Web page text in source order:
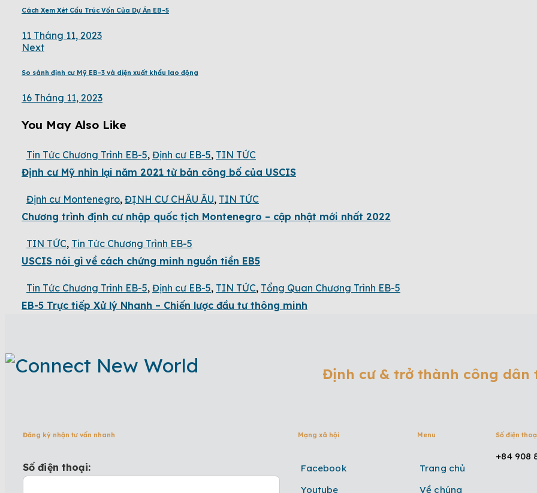
Cách Xem Xét Cấu Trúc Vốn Của Dự Án EB-5
11 Tháng 11, 2023
Next
So sánh định cư Mỹ EB-3 và diện xuất khẩu lao động
16 Tháng 11, 2023
You May Also Like
Tin Tức Chương Trình EB-5, Định cư EB-5, TIN TỨC
Định cư Mỹ nhìn lại năm 2021 từ bản công bố của USCIS
Định cư Montenegro, ĐỊNH CƯ CHÂU ÂU, TIN TỨC
Chương trình định cư nhập quốc tịch Montenegro – cập nhật mới nhất 2022
TIN TỨC, Tin Tức Chương Trình EB-5
USCIS nói gì về cách chứng minh nguồn tiền EB5
Tin Tức Chương Trình EB-5, Định cư EB-5, TIN TỨC, Tổng Quan Chương Trình EB-5
EB-5 Trực tiếp Xử lý Nhanh – Chiến lược đầu tư thông minh
Định cư & trở thành công dân
Đăng ký nhận tư vấn nhanh
Số điện thoại:
Mạng xã hội
Facebook
Youtube
Menu
Trang chủ
Về chúng
Số điện
+84 908